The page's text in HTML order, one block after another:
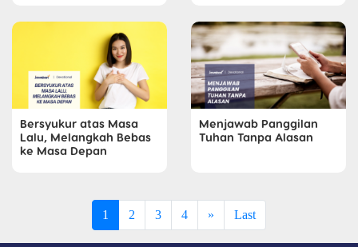
Bersyukur atas Masa
Lalu, Melangkah Bebas
ke Masa Depan
Menjawab Panggilan
Tuhan Tanpa Alasan
1 2 3 4 » Last